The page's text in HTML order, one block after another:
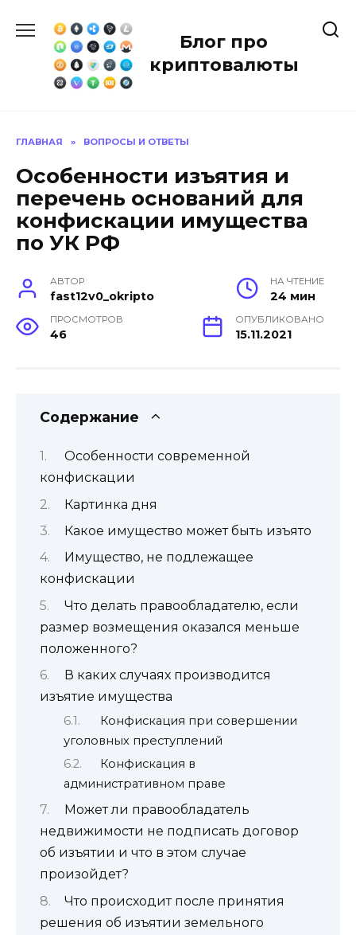
содержанию
Блог про
криптовалюты
ГЛАВНАЯ » ВОПРОСЫ И ОТВЕТЫ
Особенности изъятия и
перечень оснований для
конфискации имущества
по УК РФ
АВТОР
fast12v0_okripto
НА ЧТЕНИЕ
24 мин
ПРОСМОТРОВ
46
ОПУБЛИКОВАНО
15.11.2021
Содержание
Особенности современной
конфискации
Картинка дня
Какое имущество может быть изъято
Имущество, не подлежащее
конфискации
Что делать правообладателю, если
размер возмещения оказался меньше
положенного?
В каких случаях производится
изъятие имущества
Конфискация при совершении
уголовных преступлений
Конфискация в
административном праве
Может ли правообладатель
недвижимости не подписать договор
об изъятии и что в этом случае
произойдет?
Что происходит после принятия
решения об изъятии земельного